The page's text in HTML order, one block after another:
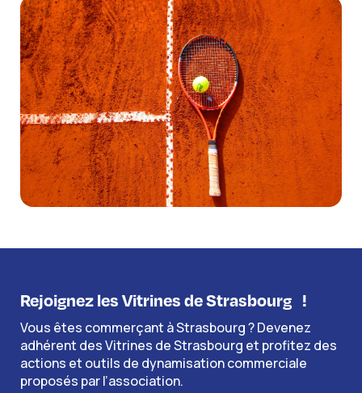
Rejoignez les Vitrines de Strasbourg !
Vous êtes commerçant à Strasbourg ? Devenez
adhérent des Vitrines de Strasbourg et profitez des
actions et outils de dynamisation commerciale
proposés par l’association.